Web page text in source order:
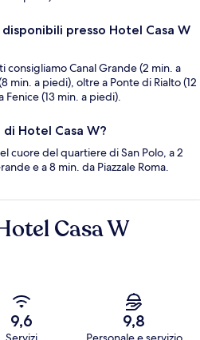
presso Hotel Casa W
consigliamo Canal Grande (2 min. a
min. a piedi), oltre a Ponte di Rialto (12
Fenice (13 min. a piedi).
Hotel Casa W?
cuore del quartiere di San Polo, a 2
e a 8 min. da Piazzale Roma.
Casa W
9,6 9,8